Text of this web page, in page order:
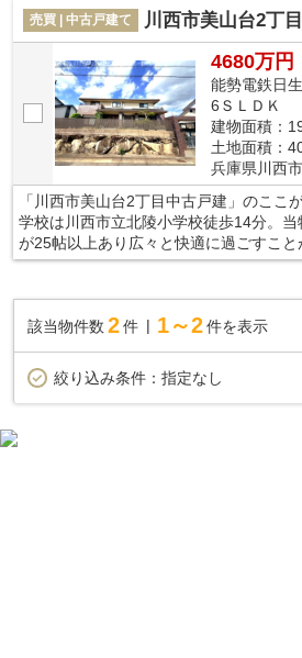
西市エリアや能勢電鉄日生線日生中央
件に合った一戸建てをご紹介します。ま
売買 | 中古戸建て 川西市美山台2丁
4680万円
能勢電鉄日
6ＳＬＤＫ
建物面積：
土地面積：
兵庫県川西
「川西市美山台2丁目中古戸建」のここ
学校は川西市立北陵小学校徒歩14分。
が25帖以上あり広々と快適に過ごすこと
なたの生活をきっと豊かにしてくれる
応いたします。もちろん不動産につい
該当物件数 2件 1～2 件を表示
絞り込み条件： 指定なし